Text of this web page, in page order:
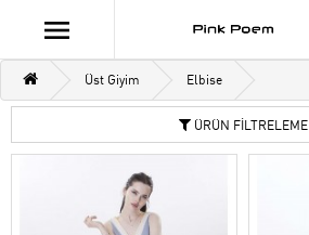
Üst Giyim Elbise
ÜRÜN FİLTRELEME